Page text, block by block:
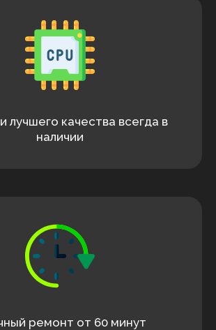
лучшего качества всегда в
наличии
ремонт от 60 минут